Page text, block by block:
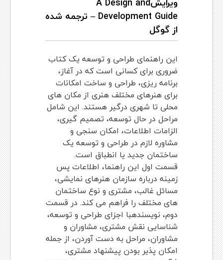
Development Guide – ترجمه شده
از گوگل
این راهنمای طراحی و توسعه یک کتاب
ضروری برای کسانی است که در آغاز،
برنامه ریزی، طراحی و ساخت امکانات
برای هنرهای مختلف هنری از مکان های
محلی تا شهری درگیر هستند. این شامل
مراحل در حال توسعه، تصمیم گیری،
الزامات اطلاعات، امکان سنجی و
مشاوره لازم در طراحی و توسعه یک
ساختمان جدید یا انطباق است.
قسمت اول این راهنما، اطلاعات پس
زمینه درباره سازمان هنرهای نمایشی،
مسائل غالب، مشتری و نوع ساختمان
های مختلف را فراهم می کند. در قسمت
دوم، نویسندهبا اجزای طراحی و توسعه،
شناسایی نقش مشتری، مشاوران و
مشاوران، مراحل به دست آوردن، از جمله
امکان پذیر بودن پیشنهاد مشتری،